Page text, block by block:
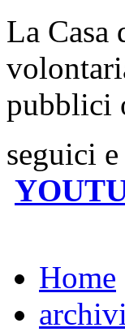
La Casa
pubblici
seguici
Home